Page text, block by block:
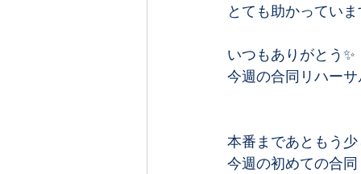
とても助かっていま
いつもありがとう✨﻿
今週の合同リハー
本番まであともう少
今週の初めての合